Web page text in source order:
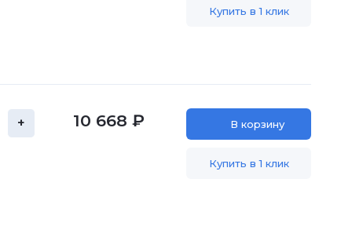
Купить в 1 клик
+ 10 668 ₽ В корзину
Купить в 1 клик